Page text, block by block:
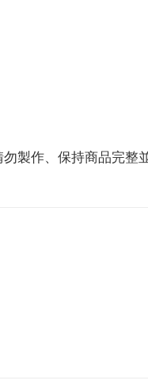
製作、保持商品完整